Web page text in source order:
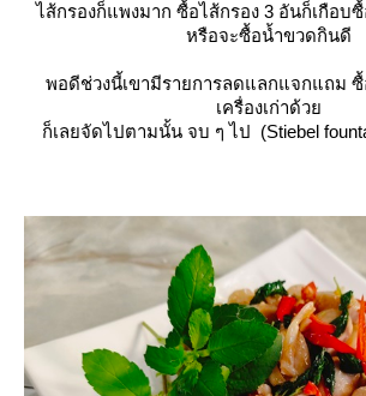
ไส้กรองก็แพงมาก ซื้อไส้กรอง 3 อันก็เกือบ
หรือจะซื้อน้ำขวดกินดี
พอดีช่วงนี้เขามีรายการลดแลกแจกแถม ซื้
เครื่องเก่าด้ว
ก็เลยจัดไปตามนั้น จบ ๆ ไป (Stiebel